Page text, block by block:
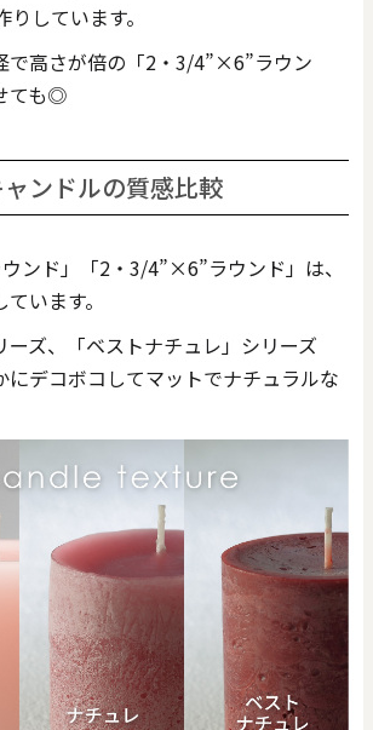
しています。
で高さが倍の「2・3/4”×6”ラウン
ても◎
ャンドルの質感比較
ンド」「2・3/4”×6”ラウンド」は、
います。
ーズ、「ベストナチュレ」シリーズ
にデコボコしてマットでナチュラルな